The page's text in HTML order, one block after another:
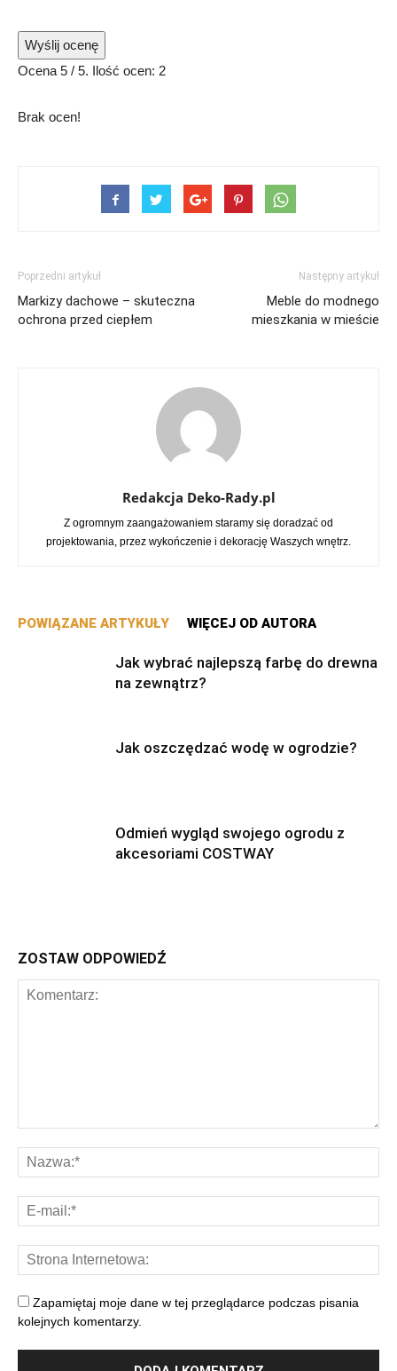
Wyślij ocenę
Ocena5 / 5. Ilość ocen: 2
Brak ocen!
Poprzedni artykuł
Markizy dachowe – skuteczna
ochrona przed ciepłem
Następny artykuł
Meble do modnego
mieszkania w mieście
Redakcja Deko-Rady.pl
Z ogromnym zaangażowaniem staramy się doradzać od
projektowania, przez wykończenie i dekorację Waszych wnętrz.
POWIĄZANE ARTYKUŁY WIĘCEJ OD AUTORA
Jak wybrać najlepszą farbę do drewna
na zewnątrz?
Jak oszczędzać wodę w ogrodzie?
Odmień wygląd swojego ogrodu z
akcesoriami COSTWAY
ZOSTAW ODPOWIEDŹ
Zapamiętaj moje dane w tej przeglądarce podczas pisania
kolejnych komentarzy.